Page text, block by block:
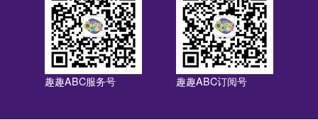
趣趣ABC服务号 趣趣ABC订阅号